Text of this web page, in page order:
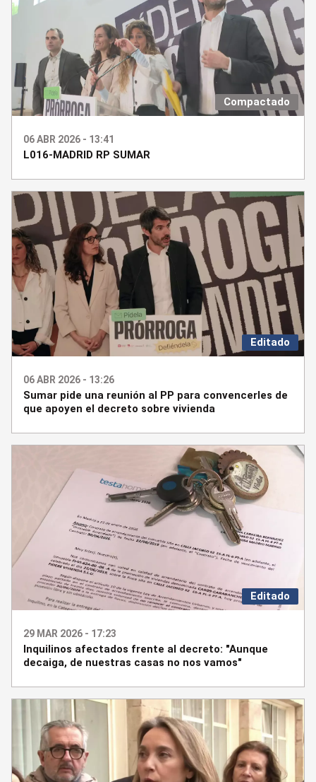
Compactado
06 ABR 2026 - 13:41
L016-MADRID RP SUMAR
Editado
06 ABR 2026 - 13:26
Sumar pide una reunión al PP para convencerles de
que apoyen el decreto sobre vivienda
Editado
29 MAR 2026 - 17:23
Inquilinos afectados frente al decreto: "Aunque
decaiga, de nuestras casas no nos vamos"